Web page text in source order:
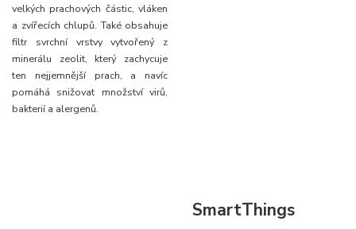
velkých prachových částic, vláken
a zvířecích chlupů. Také obsahuje
filtr svrchní vrstvy vytvořený z
minerálu zeolit, který zachycuje
ten nejjemnější prach, a navíc
pomáhá snižovat množství virů,
bakterií a alergenů.
SmartThings